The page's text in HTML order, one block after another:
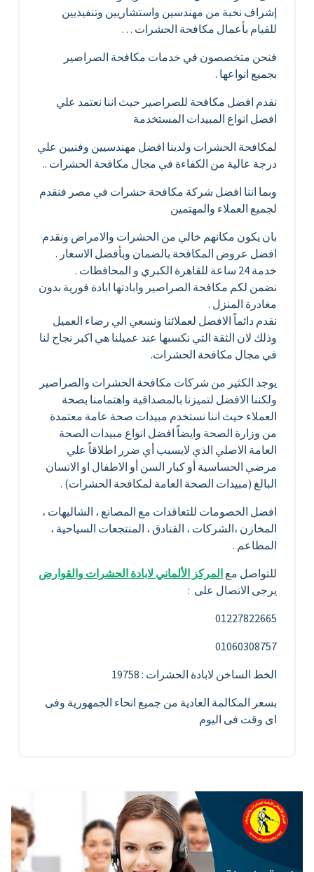
إشراف نخبة من مهندسين واستشاريين وتنفيذيين
للقيام بأعمال مكافحة الحشرات …
فنحن متخصصون في خدمات مكافحة الصراصير
بجميع انواعها .
نقدم افضل مكافحة للصراصير حيث اننا نعتمد علي
افضل انواع المبيدات المستخدمة
لمكافحة الحشرات ولدينا افضل مهندسيين وفنيين علي
درجة عالية من الكفاءة في مجال مكافحة الحشرات ..
وبما اننا افضل شركة مكافحة حشرات في مصر فنقدم
لجميع العملاء والمهتمين
بان يكون مكانهم خالي من الحشرات والامراض ونقدم
افضل عروض المكافحة بالضمان وبأفضل الاسعار .
خدمة 24 ساعة للقاهرة الكبري و المحافظات .
نضمن لكم مكافحة الصراصير وابادتها ابادة فورية بدون
مغادرة المنزل .
نقدم دائماً الافضل لعملائنا ونسعي الي رضاء العميل
وذلك لان الثقة التي نكسبها عند عميلنا هي اكبر نجاح لنا
في مجال مكافحة الحشرات.
يوجد الكثير من شركات مكافحة الحشرات والصراصير
ولكننا الافضل لتميزنا بالمصداقية واهتمامنا بصحة
العملاء حيث اننا نستخدم مبيدات صحة عامة معتمدة
من وزارة الصحة وايضاً افضل انواع مبيدات الصحة
العامة الاصلي الذي لايسبب أي ضرر اطلاقاً علي
مرضي الحساسية أو كبار السن أو الاطفال او الانسان
البالغ (مبيدات الصحة العامة لمكافحة الحشرات) .
افضل الخصومات للتعاقدات مع المصانع ، الشاليهات ،
المخازن ،الشركات ، الفنادق ، المنتجعات السياحية ،
المطاعم .
للتواصل معالمركز الألماني لابادة الحشرات والقوارض
يرجى الاتصال على :
01227822665
01060308757
الخط الساخن لابادة الحشرات : 19758
بسعر المكالمة العادية من جميع انحاء الجمهورية وفى
اى وقت فى اليوم